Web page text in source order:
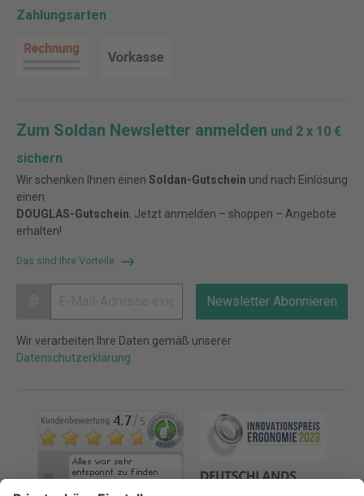
Zahlungsarten
Zum Soldan Newsletter anmelden und 2 x 10 €
sichern
Wir schenken Ihnen einen Soldan-Gutschein und nach Einlösung
einen
DOUGLAS-Gutschein . Jetzt anmelden – shoppen – Angebote
erhalten!
Das sind Ihre Vorteile
Newsletter Abonnieren
Wir verarbeiten Ihre Daten gemäß unserer
Datenschutzerklärung